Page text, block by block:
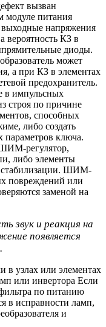
вызван
модуле питания
выходные напряжения
вероятность КЗ в
диоды.
может
а при КЗ в элементах
предохранитель.
в импульсных
строя по причине
способных
либо создать
ключа.
регулятор,
либо элементы
стабилизации. ШИМ-
повреждений или
заменой на
звук и реакция на
появляется
в узлах или элементах
или инвертора Если
по питанию
в исправности ламп,
и